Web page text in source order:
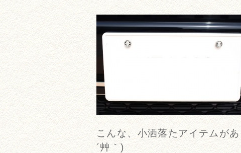
こんな、小洒落たアイテムが
´艸｀)